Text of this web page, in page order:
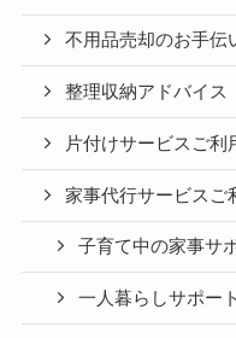
不用品売却のお手伝
整理収納アドバイス
片付けサービスご利
家事代行サービスご
子育て中の家事サ
一人暮らしサポート